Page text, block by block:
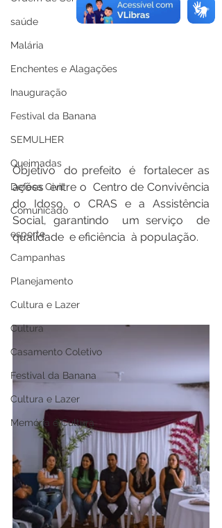
saúde
Malária
Enchentes e Alagações
Inauguração
Festival da Banana
SEMULHER
Queimadas
Defesa Civil
Comunicado
esporte
Campanhas
Planejamento
Cultura e Lazer
Cultura
Casamento Coletivo
Festival da Banana
Cultura e Lazer
Memória e Cultura
Objetivo  do prefeito  é  fortalecer as
ações  entre o  Centro de Convivência
do Idoso, o CRAS e a Assistência
Social, garantindo  um serviço  de
qualidade  e eficiência  à população.